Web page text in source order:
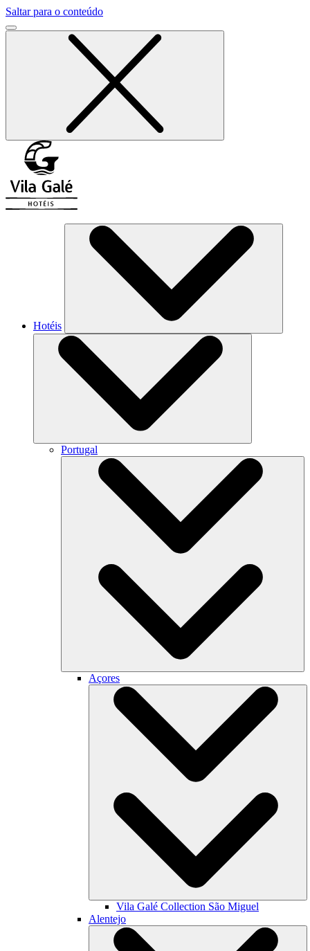
Saltar para o conteúdo
Hotéis
Portugal
Açores
Vila Galé Collection São Miguel
Alentejo